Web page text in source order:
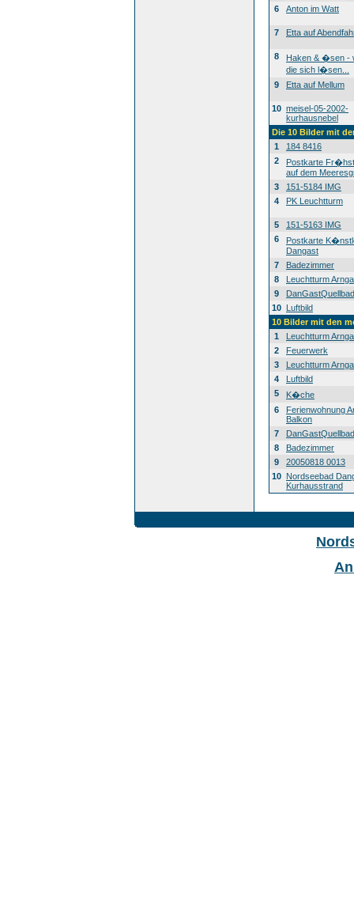
6
Anton im Watt
7 Etta auf
8
Haken & �sen -
die sich l�sen...
9
Etta auf Mellum
10 meisel-05-2002-
kurhausnebel
Die 10 Bilder mit
1
184 8416
2
Postkarte
auf dem
3
151-5184 IMG
4
PK Leuchtturm
5
151-5163 IMG
6
Postkarte
Dangast
7
Badezimmer
8
Leuchtturm
9
DanGastQuellbad
10 Luftbild
10 Bilder mit den
1
Leuchtturm
2
Feuerwerk
3
Leuchtturm
4
Luftbild
5
K�che
6
Ferienwohnung
Balkon
7
DanGastQuellbad
8
Badezimmer
9
20050818 0013
10 Nordseebad
Kurhausstrand